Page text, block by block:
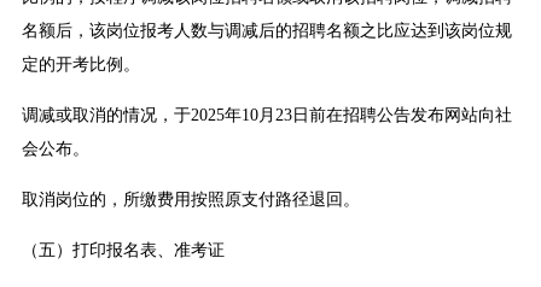
名额后，该岗位报考人数与调减后的招聘名额之比应达到该岗位规
定的开考比例。
调减或取消的情况，于2025年10月23日前在招聘公告发布网站向社
会公布。
取消岗位的，所缴费用按照原支付路径退回。
（五）打印报名表、准考证